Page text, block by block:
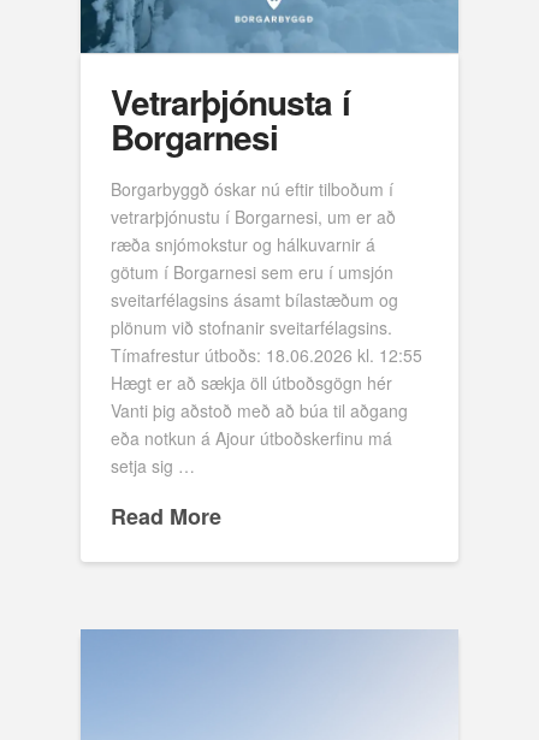
Vetrarþjónusta í
Borgarnesi
Borgarbyggð óskar nú eftir tilboðum í
vetrarþjónustu í Borgarnesi, um er að
ræða snjómokstur og hálkuvarnir á
götum í Borgarnesi sem eru í umsjón
sveitarfélagsins ásamt bílastæðum og
plönum við stofnanir sveitarfélagsins.
Tímafrestur útboðs: 18.06.2026 kl. 12:55
Hægt er að sækja öll útboðsgögn hér
Vanti þig aðstoð með að búa til aðgang
eða notkun á Ajour útboðskerfinu má
setja sig …
Read More